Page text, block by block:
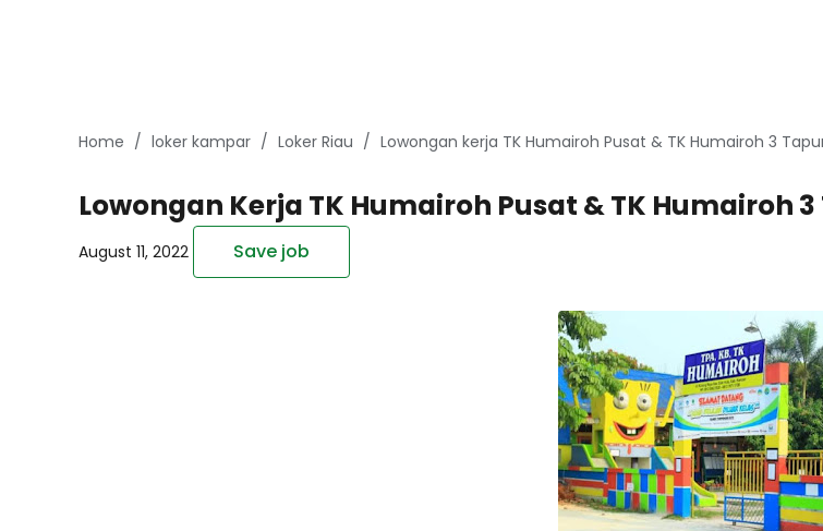
Home loker kampar Loker Riau Lowongan kerja TK Humairoh Pusat & TK Humairoh 3
Lowongan Kerja TK Humairoh Pusat & TK Humairoh
August 11, 2022 Save job